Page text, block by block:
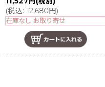
(税込: 12,680円)
在庫なし お取り寄せ